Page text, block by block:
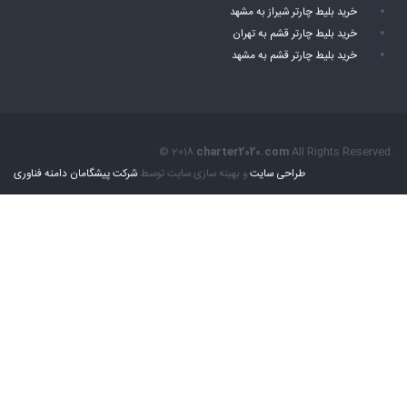
خرید بلیط چارتر شیراز به مشهد
خرید بلیط چارتر قشم به تهران
خرید بلیط چارتر قشم به مشهد
© 2018 charter2020.comAll Rights Reserved.
طراحی سایتو بهینه سازی سایت توسط شرکت پیشگامان دامنه فناوری